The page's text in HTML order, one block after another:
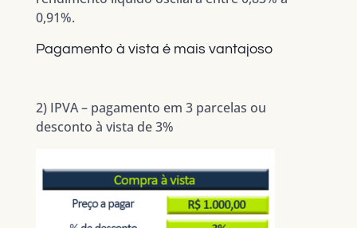
0,91%.
Pagamento à vista é mais vantajoso
2) IPVA – pagamento em 3 parcelas ou
desconto à vista de 3%